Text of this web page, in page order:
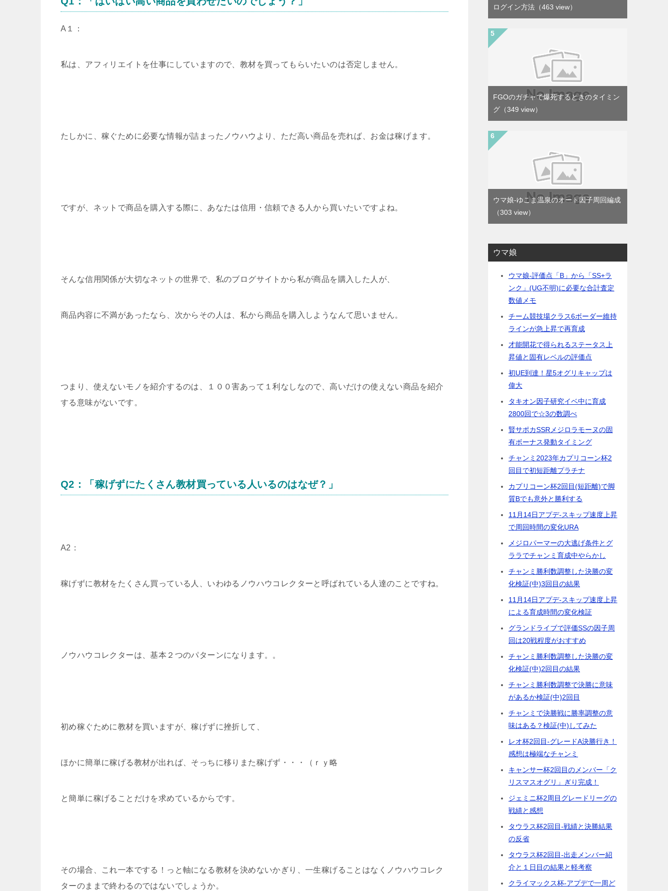
A１：
私は、アフィリエイトを仕事にしていますので、教材を買ってもらいたいのは否定しません。
たしかに、稼ぐために必要な情報が詰まったノウハウより、ただ高い商品を売れば、お金は稼げます。
ですが、ネットで商品を購入する際に、あなたは信用・信頼できる人から買いたいですよね。
そんな信用関係が大切なネットの世界で、私のブログサイトから私が商品を購入した人が、
商品内容に不満があったなら、次からその人は、私から商品を購入しようなんて思いません。
つまり、使えないモノを紹介するのは、１００害あって１利なしなので、高いだけの使えない商品を紹介
する意味がないです。
Q2：「稼げずにたくさん教材買っている人いるのはなぜ？」
A2：
稼げずに教材をたくさん買っている人、いわゆるノウハウコレクターと呼ばれている人達のことですね。
ノウハウコレクターは、基本２つのパターンになります。。
初め稼ぐために教材を買いますが、稼げずに挫折して、
ほかに簡単に稼げる教材が出れば、そっちに移りまた稼げず・・・（ｒｙ略
と簡単に稼げることだけを求めているからです。
その場合、これ一本でする！っと軸になる教材を決めないかぎり、一生稼げることはなくノウハウコレク
ターのままで終わるのではないでしょうか。
ログイン方法 （463 view）
FGOのガチャで爆死するときのタイミン
グ （349 view）
ウマ娘-ゆこま温泉のオート因子周回編成
（303 view）
ウマ娘
ウマ娘-評価点「B」から「SS+ラ
ンク」(UG不明)に必要な合計査定
数値メモ
チーム競技場クラス6ボーダー維持
ラインが急上昇で再育成
才能開花で得られるステータス上
昇値と固有レベルの評価点
初UE到達！星5オグリキャップは
偉大
タキオン因子研究イベ中に育成
2800回で☆3の数調べ
賢サポカSSRメジロラモーヌの固
有ボーナス発動タイミング
チャンミ2023年カプリコーン杯2
回目で初短距離プラチナ
カプリコーン杯2回目(短距離)で脚
質Bでも意外と勝利する
11月14日アプデ-スキップ速度上昇
で周回時間の変化URA
メジロパーマーの大逃げ条件とグ
ララでチャンミ育成中やらかし
チャンミ勝利数調整した決勝の変
化検証(中)3回目の結果
11月14日アプデ-スキップ速度上昇
による育成時間の変化検証
グランドライブで評価SSの因子周
回は20戦程度がおすすめ
チャンミ勝利数調整した決勝の変
化検証(中)2回目の結果
チャンミ勝利数調整で決勝に意味
があるか検証(中)2回目
チャンミで決勝戦に勝率調整の意
味はある？検証(中)してみた
レオ杯2回目-グレードA決勝行き！
感想は極端なチャンミ
キャンサー杯2回目のメンバー「ク
リスマスオグリ」ぎり完成！
ジェミニ杯2周目グレードリーグの
戦績と感想
タウラス杯2回目-戦績と決勝結果
の反省
タウラス杯2回目-出走メンバー紹
介と１日目の結果と軽考察
クライマックス杯-アプデで一周ど